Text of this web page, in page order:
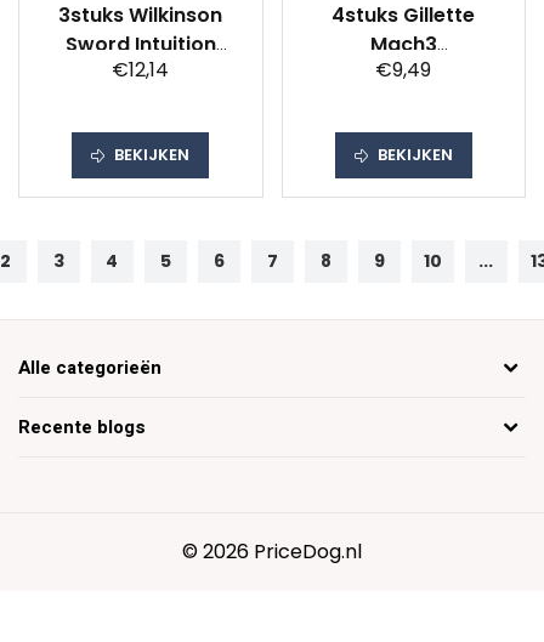
3stuks Wilkinson
Sword Intuition
Naturals Women
€12,14
BEKIJKEN
4stuks Gillette
Mach3
Scheermesjes
€9,49
BEKIJKEN
2 3 4 5 6 7 8 9 10 ...
Recente blogs
Alle categorieën
© 2026 PriceDog.nl